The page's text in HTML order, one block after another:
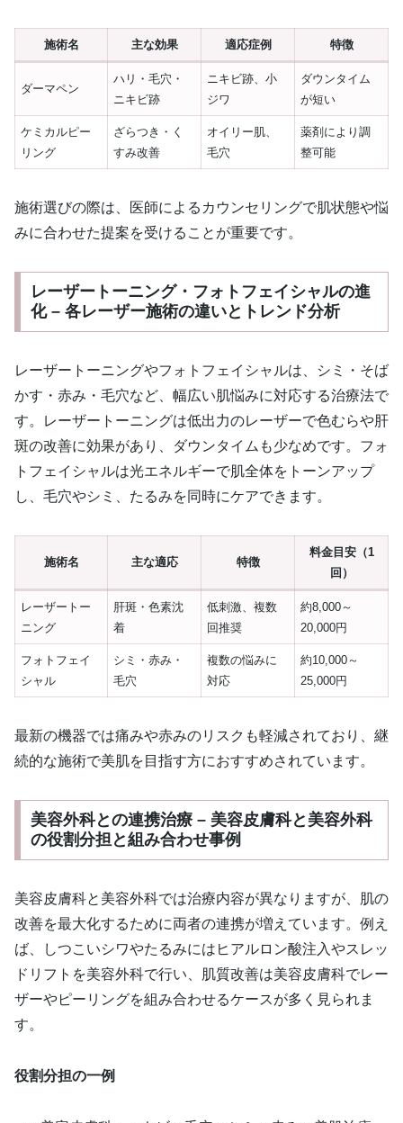
施術名 主な効果 適応症例 特徴
ダーマペン
ハリ・毛穴・
ニキビ跡
ニキビ跡、小
ジワ
ダウンタイム
が短い
ケミカルピー
リング
ざらつき・く
すみ改善
オイリー肌、
毛穴
薬剤により調
整可能
施術選びの際は、医師によるカウンセリングで肌状態や悩
みに合わせた提案を受けることが重要です。
レーザートーニング・フォトフェイシャルの進
化 – 各レーザー施術の違いとトレンド分析
レーザートーニングやフォトフェイシャルは、シミ・そば
かす・赤み・毛穴など、幅広い肌悩みに対応する治療法で
す。レーザートーニングは低出力のレーザーで色むらや肝
斑の改善に効果があり、ダウンタイムも少なめです。フォ
トフェイシャルは光エネルギーで肌全体をトーンアップ
し、毛穴やシミ、たるみを同時にケアできます。
施術名 主な適応 特徴
料金目安（1
回）
レーザートー
ニング
肝斑・色素沈
着
低刺激、複数
回推奨
約8,000～
20,000円
フォトフェイ
シャル
シミ・赤み・
毛穴
複数の悩みに
対応
約10,000～
25,000円
最新の機器では痛みや赤みのリスクも軽減されており、継
続的な施術で美肌を目指す方におすすめされています。
美容外科との連携治療 – 美容皮膚科と美容外科
の役割分担と組み合わせ事例
美容皮膚科と美容外科では治療内容が異なりますが、肌の
改善を最大化するために両者の連携が増えています。例え
ば、しつこいシワやたるみにはヒアルロン酸注入やスレッ
ドリフトを美容外科で行い、肌質改善は美容皮膚科でレー
ザーやピーリングを組み合わせるケースが多く見られま
す。
役割分担の一例